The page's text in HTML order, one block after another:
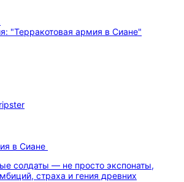
в Сиане
солдаты — не просто экспонаты,
страха и гения древних